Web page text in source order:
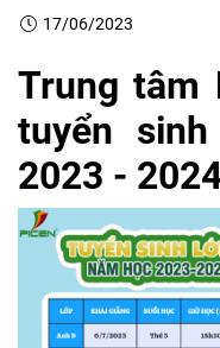
17/06/2023
Trung tâm
tuyển
2023 -